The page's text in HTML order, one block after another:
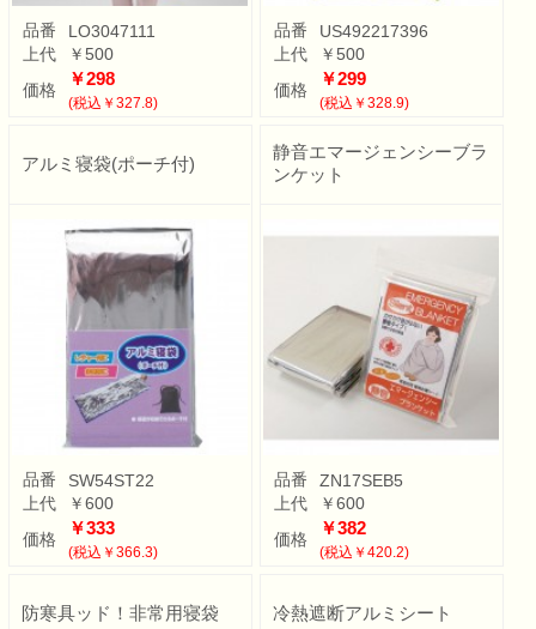
品番
LO3047111
上代
￥500
価格
￥298
(税込￥327.8)
品番
US492217396
上代
￥500
価格
￥299
(税込￥328.9)
アルミ寝袋(ポーチ付)
品番
SW54ST22
上代
￥600
価格
￥333
(税込￥366.3)
静音エマージェンシーブラ
ンケット
品番
ZN17SEB5
上代
￥600
価格
￥382
(税込￥420.2)
防寒具ッド！非常用寝袋 冷熱遮断アルミシート